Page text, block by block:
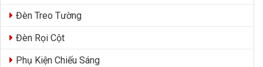
Đèn Treo Tường
Đèn Rọi Cột
Phụ Kiện Chiếu Sáng